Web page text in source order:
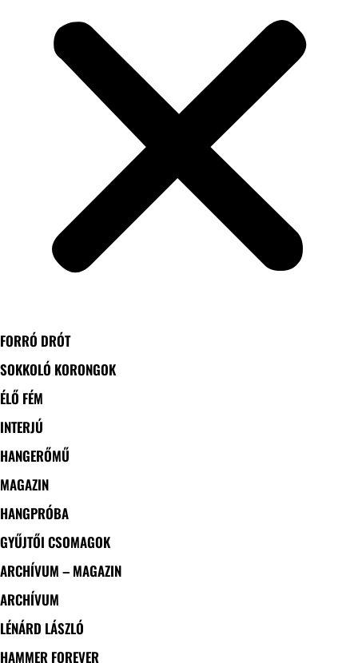
FORRÓ DRÓT
SOKKOLÓ KORONGOK
ÉLŐ FÉM
INTERJÚ
HANGERŐMŰ
MAGAZIN
HANGPRÓBA
GYŰJTŐI CSOMAGOK
ARCHÍVUM – MAGAZIN
ARCHÍVUM
LÉNÁRD LÁSZLÓ
HAMMER FOREVER